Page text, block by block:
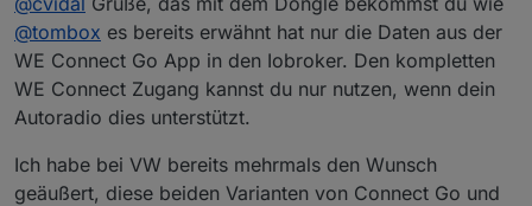
nicht weil die FIN nicht erkannt wird. Ist da da ein
Abschluss eines Vertrages notwendig? Oder wie hast du
die Apps wechseln können?
irgendwie Daten im IoBroker welche ich aber in der App
sehen kann bzw. gibt es keine Datenpunkte für die
Fehlermeldungen (Reifendruckkontrolle, Getankte Liter
etc.).
Kann der Adapter noch nicht alle Daten aus der We
Connect Go App holen?
@tombox es bereits erwähnt hat nur die Daten aus der
WE Connect Go App in den Iobroker. Den kompletten
WE Connect Zugang kannst du nur nutzen, wenn dein
Autoradio dies unterstützt.
Ich habe bei VW bereits mehrmals den Wunsch
geäußert, diese beiden Varianten von Connect Go und